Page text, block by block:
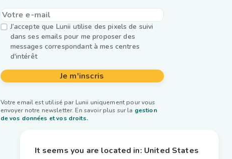
J’accepte que Lunii utilise des pixels de suivi
dans ses emails pour me proposer des
messages correspondant à mes centres
d'intérêt
Je m'inscris
Votre email est utilisé par Lunii uniquement pour vous
envoyer notre newsletter. En savoir plus sur la gestion
de vos données et vos droits.
It seems you are located in: United States